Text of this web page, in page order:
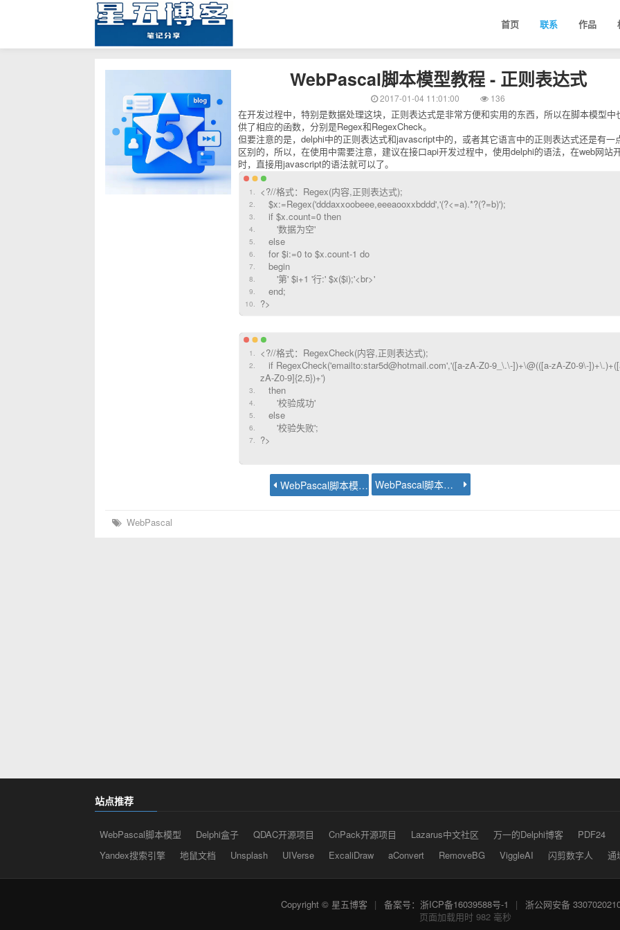
首页 联系 作品
WebPascal脚本模型教程 - 正则表达式
2017-01-04 11:01:00 136
在开发过程中，特别是数据处理这块，正则表达式是非常方便和实用的东西，所以在脚本模型中
供了相应的函数，分别是Regex和RegexCheck。
但要注意的是，delphi中的正则表达式和javascript中的，或者其它语言中的正则表达式还是有一
区别的，所以，在使用中需要注意，建议在接口api开发过程中，使用delphi的语法，在web网站
时，直接用javascript的语法就可以了。
<?//格式：Regex(内容,正则表达式);
$x:=Regex('dddaxxoobeee,eeeaooxxbddd','(?<=a).*?(?=b)');
if $x.count=0 then
'数据为空'
else
for $i:=0 to $x.count-1 do
begin
'第' $i+1 '行:' $x($i);'<br>'
end;
?>
<?//格式：RegexCheck(内容,正则表达式);
if RegexCheck('emailto:star5d@hotmail.com','([a-zA-Z0-9_\.\-])+\@(([a-zA-Z0-9\-
zA-Z0-9]{2,5})+')
then
'校验成功'
else
'校验失败';
?>
WebPascal脚本模型教程 - URLencode WebPascal脚本模型教程 - http跨域请求
WebPascal
站点推荐
WebPascal脚本模型 Delphi盒子 QDAC开源项目 CnPack开源项目 Lazarus中文社区 万一的Delphi博客
PDF24
Yandex搜索引擎
地鼠文档 Unsplash UIVerse ExcaliDraw aConvert RemoveBG ViggleAI 闪剪数字人 通
Copyright © 星五博客 | 备案号：浙ICP备16039588号-1 |
浙公网安备
页面加载用时 982 毫秒